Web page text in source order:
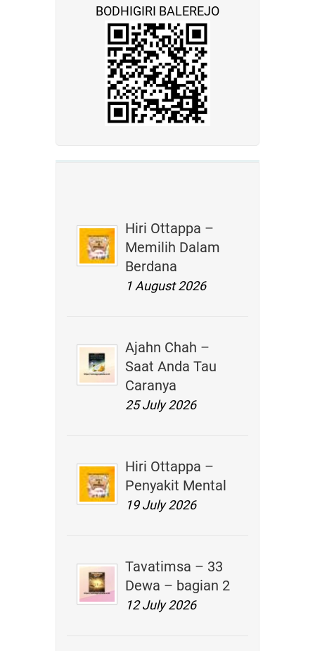
BODHIGIRI BALEREJO
Hiri Ottappa –
Memilih Dalam
Berdana
1 August 2026
Ajahn Chah –
Saat Anda Tau
Caranya
25 July 2026
Hiri Ottappa –
Penyakit Mental
19 July 2026
Tavatimsa – 33
Dewa – bagian 2
12 July 2026